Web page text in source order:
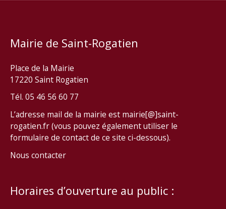
Mairie de Saint-Rogatien
Place de la Mairie
17220 Saint Rogatien
Tél. 05 46 56 60 77
L’adresse mail de la mairie est mairie[@]saint-
rogatien.fr (vous pouvez également utiliser le
formulaire de contact de ce site ci-dessous).
Nous contacter
Horaires d’ouverture au public :